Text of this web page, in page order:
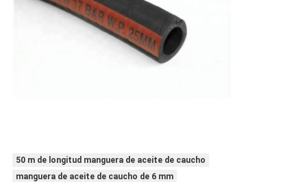
50 m de longitud manguera de aceite de caucho
manguera de aceite de caucho de 6 mm